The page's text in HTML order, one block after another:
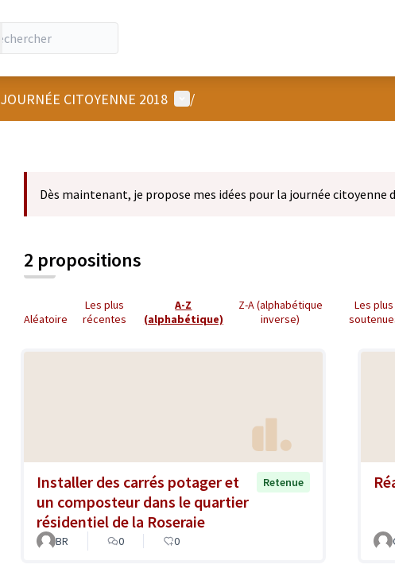
JOURNÉE CITOYENNE 2018 Menu utilisateur
/
Dès maintenant, je propose mes idées pour la journée citoyenne
2 propositions
Aléatoire
Les plus
récentes
A-Z
(alphabétique)
Z-A (alphabétique
inverse)
Les plus
Installer des carrés potager et
un composteur dans le quartier
résidentiel de la Roseraie
Retenue
BR 0 0